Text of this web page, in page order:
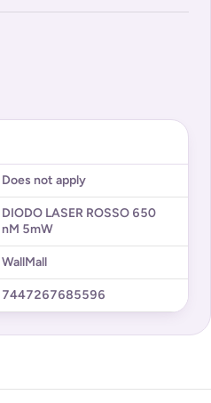
Does not apply
DIODO LASER ROSSO 650
nM 5mW
WallMall
7447267685596